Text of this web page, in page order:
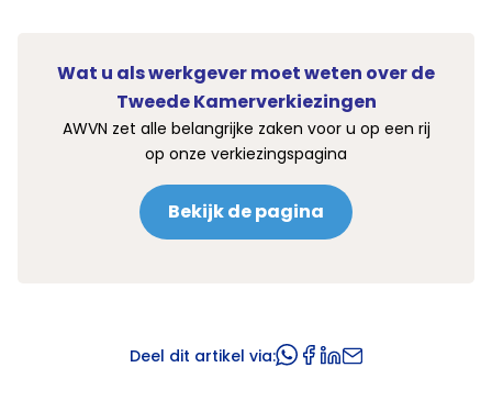
Wat u als werkgever moet weten over de
Tweede Kamerverkiezingen
AWVN zet alle belangrijke zaken voor u op een rij
op onze verkiezingspagina
Bekijk de pagina
Deel dit artikel via: